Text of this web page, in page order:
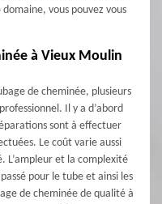
vous pouvez vous
à Vieux Moulin
de cheminée, plusieurs
Il y a d’abord
sont à effectuer
Le coût varie aussi
L’ampleur et la complexité
pour le tube et ainsi les
de cheminée de qualité à